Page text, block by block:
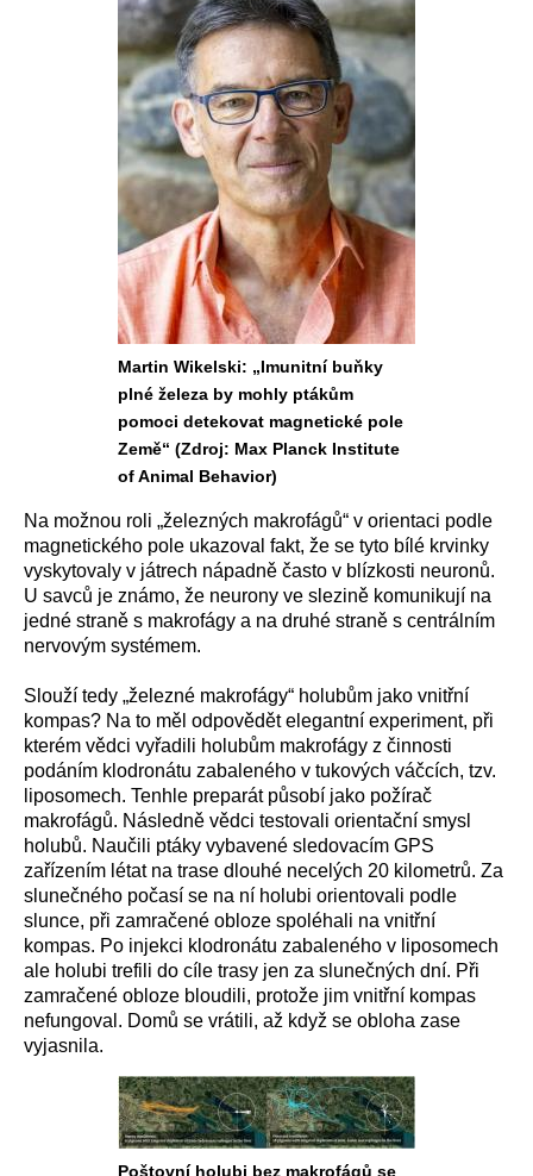
Martin Wikelski: „Imunitní buňky
plné železa by mohly ptákům
pomoci detekovat magnetické pole
Země“ (Zdroj: Max Planck Institute
of Animal Behavior)
Na možnou roli „železných makrofágů“ v orientaci podle
magnetického pole ukazoval fakt, že se tyto bílé krvinky
vyskytovaly v játrech nápadně často v blízkosti neuronů.
U savců je známo, že neurony ve slezině komunikují na
jedné straně s makrofágy a na druhé straně s centrálním
nervovým systémem.
Slouží tedy „železné makrofágy“ holubům jako vnitřní
kompas? Na to měl odpovědět elegantní experiment, při
kterém vědci vyřadili holubům makrofágy z činnosti
podáním klodronátu zabaleného v tukových váčcích, tzv.
liposomech. Tenhle preparát působí jako požírač
makrofágů. Následně vědci testovali orientační smysl
holubů. Naučili ptáky vybavené sledovacím GPS
zařízením létat na trase dlouhé necelých 20 kilometrů. Za
slunečného počasí se na ní holubi orientovali podle
slunce, při zamračené obloze spoléhali na vnitřní
kompas. Po injekci klodronátu zabaleného v liposomech
ale holubi trefili do cíle trasy jen za slunečných dní. Při
zamračené obloze bloudili, protože jim vnitřní kompas
nefungoval. Domů se vrátili, až když se obloha zase
vyjasnila.
Poštovní holubi bez makrofágů se